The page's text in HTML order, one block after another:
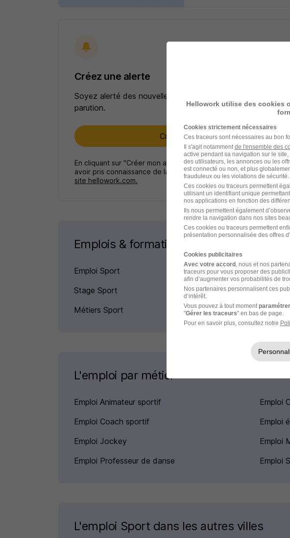
Créez une alerte
Soyez alerté des nouvelles offres pour cette recherche dès
parution.
Créer mon alerte
En cliquant sur "Créer mon alerte", vous acceptez lesCGUet
avoir pris connaissance de la
politique de protection des
site hellowork.com.
Emplois & formations
Emploi Sport
Stage Sport
Intérim
Métiers Sport
L'emploi par métier
Emploi Animateur sportif Emploi
Emploi Coach sportif
Emploi
Emploi Jockey
Emploi
Emploi Professeur de danse
Emploi
L'emploi Sport dans les autres villes
Hellowork utilise des cookies
Cookies strictement nécessaires
Ces traceurs sont nécessaires au bon
Il s'agit notammentde l'ensemble des
active pendant sa navigation sur le
des utilisateurs, les annonces ou les
est connecté ou non, et plus
frauduleux ou les violations de sécurité.
Ces cookies ou traceurs permettent
utilisant un identifiant unique
nos applications en fonction des
Ils nous permettent également
rendre la navigation dans nos sites
Ces cookies ou traceurs permettent
présentation personnalisée des offres
Cookies publicitaires
Avec votre accord , nous et nos
traceurs pour vous proposer des
afin d’augmenter vos probabilités de
Nos partenaires personnalisent ces
d’intérêt.
Vous pouvez à tout moment
"Gérer les traceurs" en bas de page.
Pour en savoir plus, consultez notre